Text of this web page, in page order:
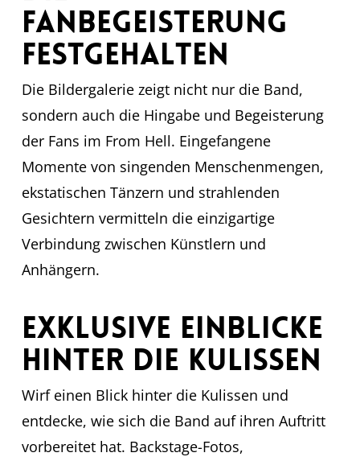
Fanbegeisterung
festgehalten
Die Bildergalerie zeigt nicht nur die Band,
sondern auch die Hingabe und Begeisterung
der Fans im From Hell. Eingefangene
Momente von singenden Menschenmengen,
ekstatischen Tänzern und strahlenden
Gesichtern vermitteln die einzigartige
Verbindung zwischen Künstlern und
Anhängern.
Exklusive Einblicke
hinter die Kulissen
Wirf einen Blick hinter die Kulissen und
entdecke, wie sich die Band auf ihren Auftritt
vorbereitet hat. Backstage-Fotos,